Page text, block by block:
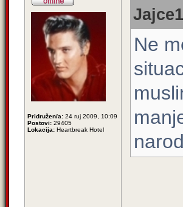
Pridružen/a: 24 ruj 2009, 10:09
Postovi: 29405
Lokacija: Heartbreak Hotel
Ne